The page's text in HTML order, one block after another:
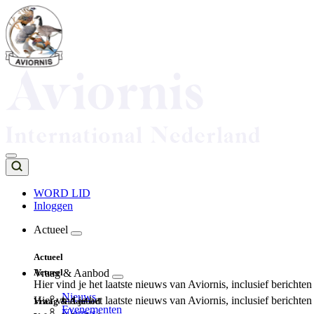
Overslaan
en
naar
de
inhoud
Top
navigation
WORD LID
Inloggen
navigation
Actueel
Actueel
Hier vind je het laatste nieuws van Aviornis, inclusief
Nieuws
Evenementen
Actueel
Hier vind je het laatste nieuws van Aviornis, inclusief
Vraag & Aanbod
Vraag & Aanbod